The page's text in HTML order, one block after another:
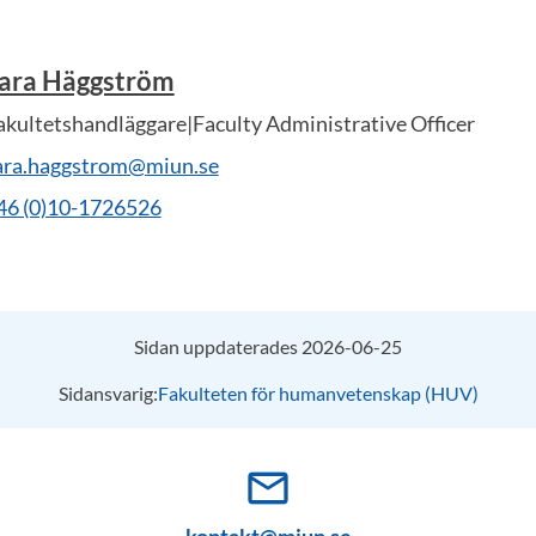
Häggström
Administrative Officer
(0)10-1726526
Sidan uppdaterades 2026-06-25
Sidansvarig:Fakulteten för humanvetenskap (HUV)
mail_outline